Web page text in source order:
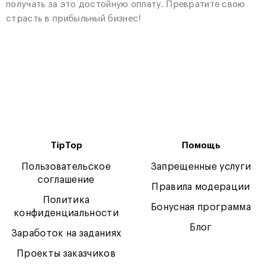
получать за это достойную оплату. Превратите свою
страсть в прибыльный бизнес!
TipTop
Пользовательское
соглашение
Политика
конфиденциальности
Заработок на заданиях
Проекты заказчиков
Помощь
Запрещенные услуги
Правила модерации
Бонусная программа
Блог